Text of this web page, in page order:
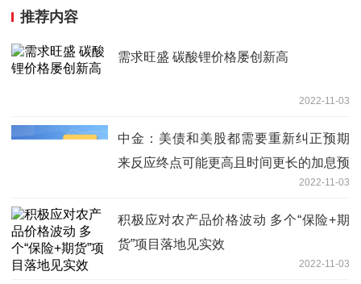
推荐内容
需求旺盛 碳酸锂价格屡创新高
2022-11-03
中金：美债和美股都需要重新纠正预期
来反应终点可能更高且时间更长的加息预
2022-11-03
积极应对农产品价格波动 多个“保险+期
货”项目落地见实效
2022-11-03